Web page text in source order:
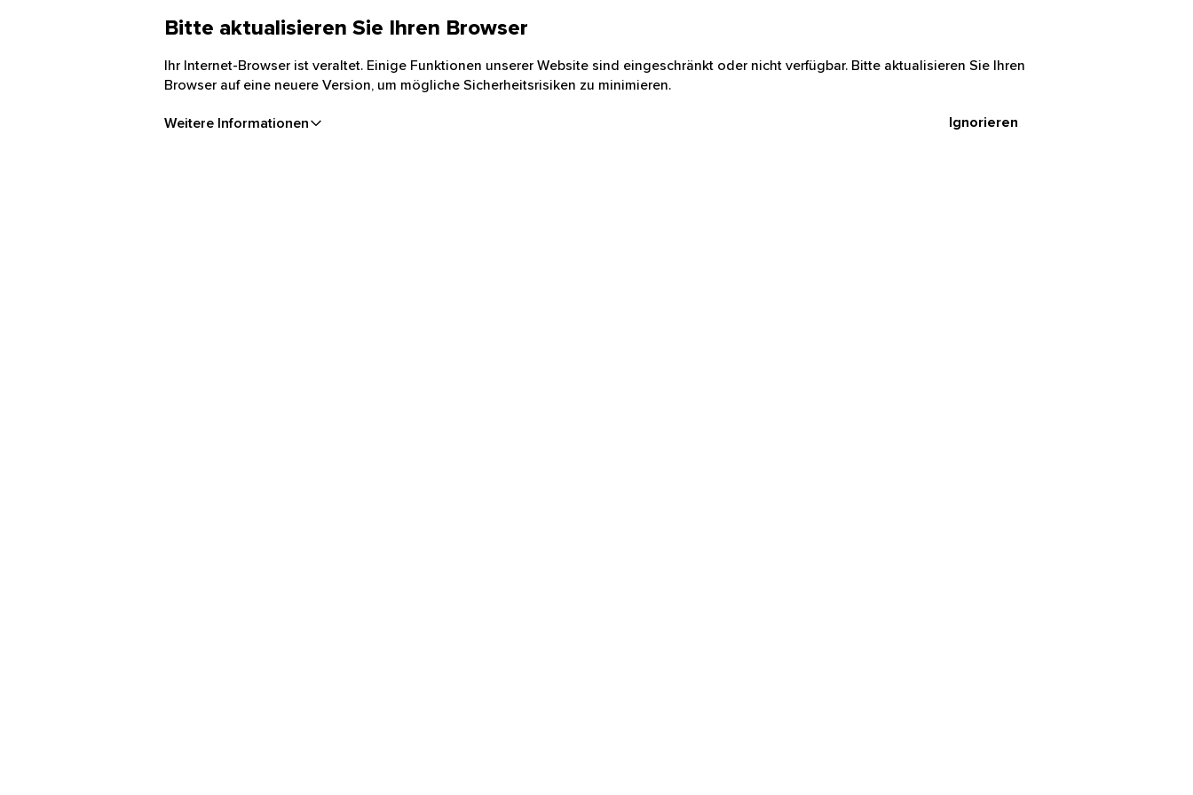
Bitte aktualisieren Sie Ihren Browser
Ihr Internet-Browser ist veraltet. Einige Funktionen unserer Website sind eingeschränkt oder nicht verfügbar. Bitte aktualisieren Sie Ihren
Browser auf eine neuere Version, um mögliche Sicherheitsrisiken zu minimieren.
Weitere Informationen Ignorieren